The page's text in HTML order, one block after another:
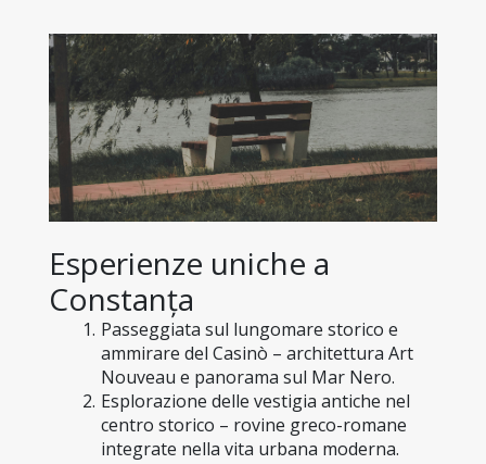
Esperienze uniche a
Constanța
Passeggiata sul lungomare storico e
ammirare del Casinò – architettura Art
Nouveau e panorama sul Mar Nero.
Esplorazione delle vestigia antiche nel
centro storico – rovine greco-romane
integrate nella vita urbana moderna.